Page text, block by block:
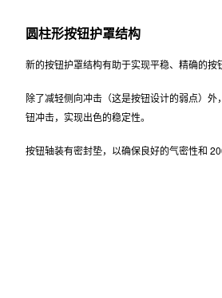
圆柱形按钮护罩结构
新的按钮护罩结构有助于实现平稳、精确的按
除了减轻侧向冲击（这是按钮设计的弱点）
钮冲击，实现出色的稳定性。
按钮轴装有密封垫，以确保良好的气密性和